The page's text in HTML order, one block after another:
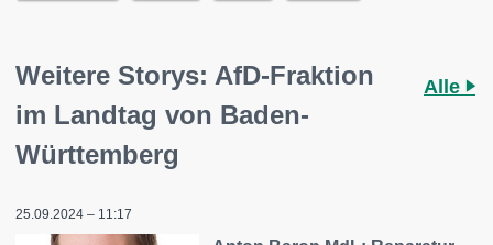
Weitere Storys: AfD-Fraktion
im Landtag von Baden-
Württemberg
Alle
25.09.2024 – 11:17